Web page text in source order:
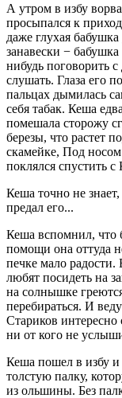
А утром в избу
просыпался к
даже глухая
занавески −
нибудь поговорить
слушать. Глаза его
пальцах дымилась
себя табак. Кеша
помешала сторожу
березы, что растет
скамейке, Под
поклялся спустить
Кеша точно не
предал его...
Кеша вспомнил, что
помощи она оттуда
печке мало
любят посидеть на
на солнышке
перебираться. И
Стариков интересно
ни от кого не
Кеша пошел в избу и
толстую палку,
из ольшины. Без